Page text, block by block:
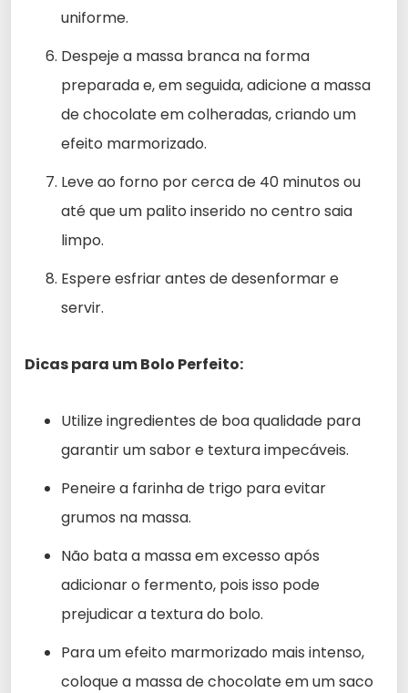
uniforme.
Despeje a massa branca na forma
preparada e, em seguida, adicione a massa
de chocolate em colheradas, criando um
efeito marmorizado.
Leve ao forno por cerca de 40 minutos ou
até que um palito inserido no centro saia
limpo.
Espere esfriar antes de desenformar e
servir.
Dicas para um Bolo Perfeito:
Utilize ingredientes de boa qualidade para
garantir um sabor e textura impecáveis.
Peneire a farinha de trigo para evitar
grumos na massa.
Não bata a massa em excesso após
adicionar o fermento, pois isso pode
prejudicar a textura do bolo.
Para um efeito marmorizado mais intenso,
coloque a massa de chocolate em um saco